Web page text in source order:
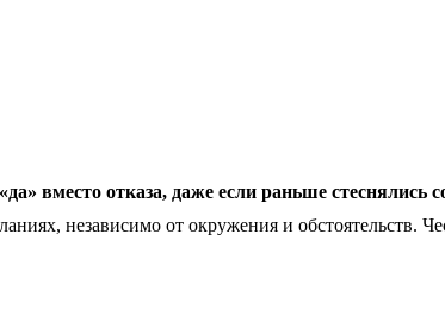
вместо отказа, даже если раньше стеснялись
независимо от окружения и обстоятельств.